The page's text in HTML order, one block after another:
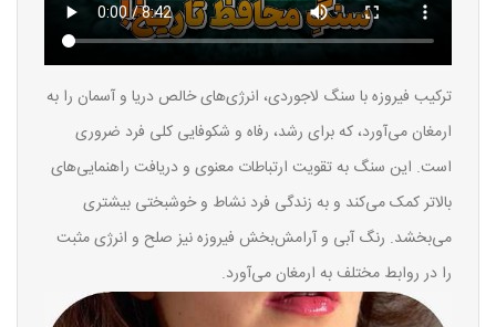
ترکیب فیروزه با سنگ لاجوردی، انرژی‌های خالص دریا و آسمان را به
ارمغان می‌آورد، که برای رشد، رفاه و شکوفایی کلی فرد ضروری
است. این سنگ به تقویت ارتباطات معنوی و دریافت راهنمایی‌های
بالاتر کمک می‌کند و به زندگی فرد نشاط و خوشبختی بیشتری
می‌بخشد. رنگ آبی و آرامش‌بخش فیروزه نیز صلح و انرژی مثبت
را در روابط مختلف به ارمغان می‌آورد.